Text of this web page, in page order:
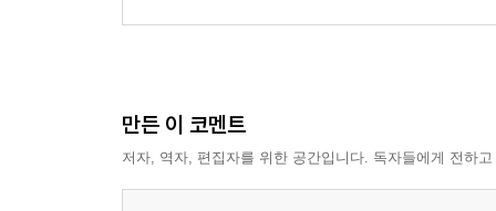
만든 이 코멘트
저자, 역자, 편집자를 위한 공간입니다. 독자들에게 전하